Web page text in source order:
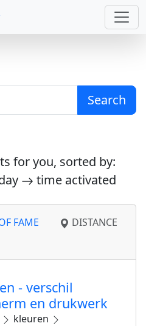
Search
for you, sorted by:
time activated
FAME
DISTANCE
- verschil
en drukwerk
kleuren